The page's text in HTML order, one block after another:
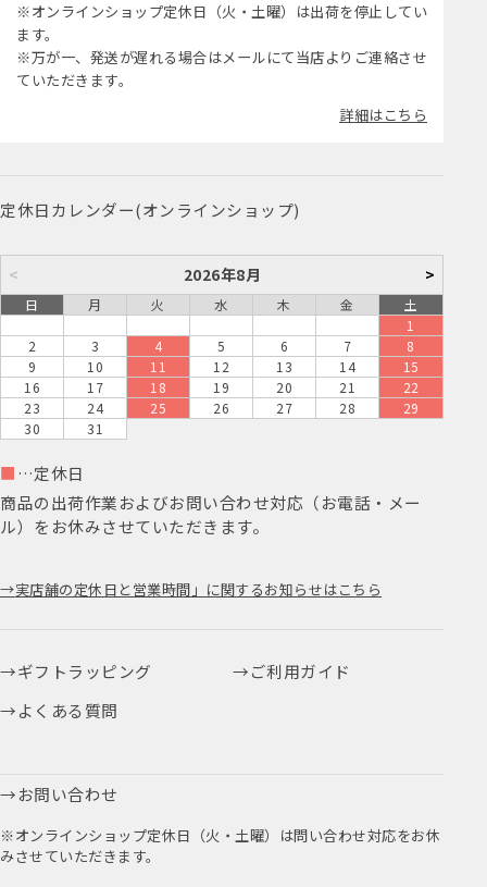
※オンラインショップ定休日（火・土曜）は出荷を停止してい
ます。
※万が一、発送が遅れる場合はメールにて当店よりご連絡させ
ていただきます。
詳細はこちら
定休日カレンダー(オンラインショップ)
< 2026年8月 >
日 月 火 水 木 金
土
1
2
3 4 5 6 7
8
9
10 11 12 13 14
15
16
17 18 19 20 21
22
23
24 25 26 27 28
29
30
31
■ …定休日
商品の出荷作業およびお問い合わせ対応（お電話・メー
ル）をお休みさせていただきます。
実店舗の定休日と営業時間」に関するお知らせはこちら
ギフトラッピング
ご利用ガイド
よくある質問
お問い合わせ
※オンラインショップ定休日（火・土曜）は問い合わせ対応をお休
みさせていただきます。